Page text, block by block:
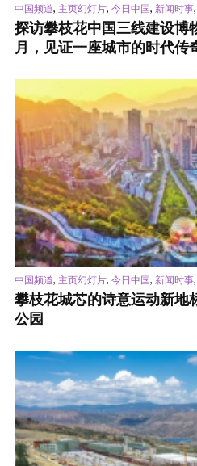
中国频道, 主页幻灯片, 今日中国, 新闻时事,
探访攀枝花中国三线建设博
月，见证一座城市的时代传
中国频道, 主页幻灯片, 今日中国, 新闻时事,
攀枝花城芯的诗意运动新
公园